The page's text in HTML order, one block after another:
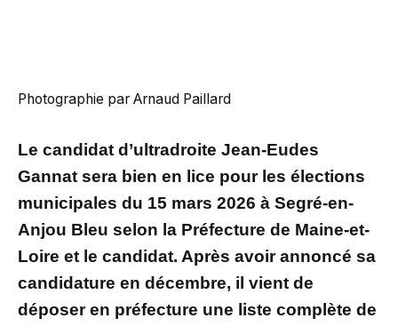
Photographie par Arnaud Paillard
Le candidat d’ultradroite Jean-Eudes
Gannat sera bien en lice pour les élections
municipales du 15 mars 2026 à Segré-en-
Anjou Bleu selon la Préfecture de Maine-et-
Loire et le candidat. Après avoir annoncé sa
candidature en décembre, il vient de
déposer en préfecture une liste complète de